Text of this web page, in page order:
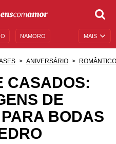
MAIS
NAMORO
DE ANIVERSÁRIO
BÍBLIA
ANIVERSÁRIO ROMÂNTICO
CASADOS:
DE
BODAS